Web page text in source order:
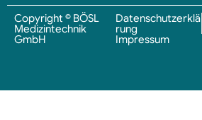
Copyright © BÖSL
Medizintechnik
GmbH
Datenschutzerklä
rung
Impressum